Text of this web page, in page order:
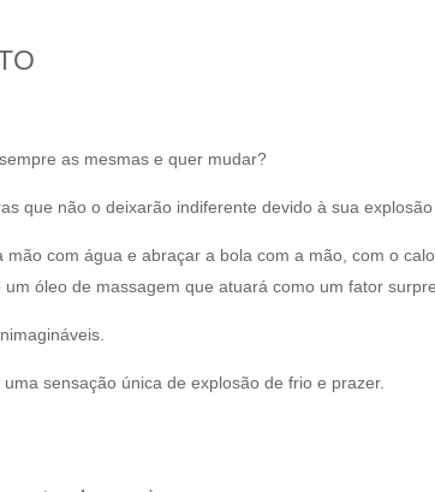
as mesmas e quer mudar?
que não o deixarão indiferente devido à sua explosão
com água e abraçar a bola com a mão, com o
óleo de massagem que atuará como um fator
sensação única de explosão de frio e prazer.